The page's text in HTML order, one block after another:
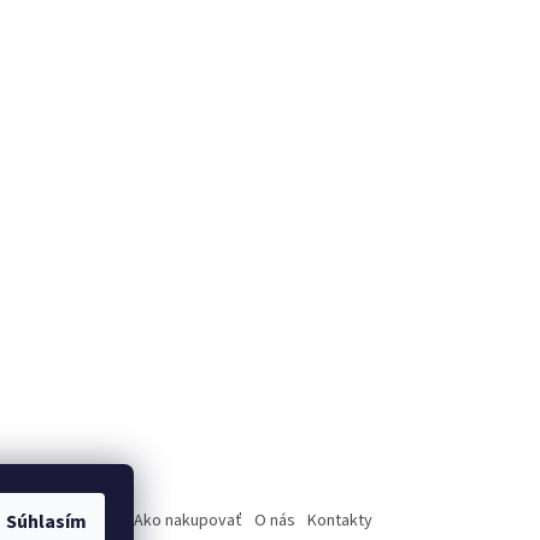
Súhlasím
od zmluvy Ako nakupovať O nás Kontakty